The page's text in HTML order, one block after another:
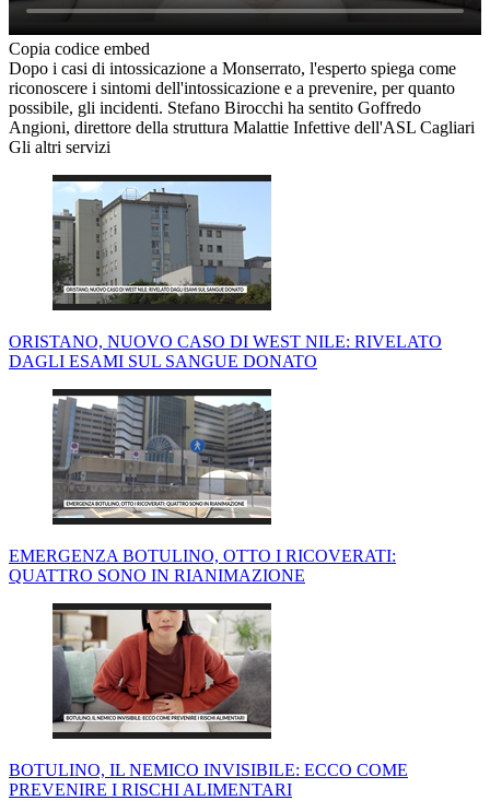
Copia codice embed
Dopo i casi di intossicazione a Monserrato, l'esperto spiega come
riconoscere i sintomi dell'intossicazione e a prevenire, per quanto
possibile, gli incidenti. Stefano Birocchi ha sentito Goffredo
Angioni, direttore della struttura Malattie Infettive dell'ASL Cagliari
Gli altri servizi
ORISTANO, NUOVO CASO DI WEST NILE: RIVELATO
DAGLI ESAMI SUL SANGUE DONATO
EMERGENZA BOTULINO, OTTO I RICOVERATI:
QUATTRO SONO IN RIANIMAZIONE
BOTULINO, IL NEMICO INVISIBILE: ECCO COME
PREVENIRE I RISCHI ALIMENTARI